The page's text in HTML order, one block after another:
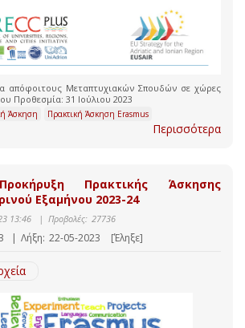
απόφοιτους Μεταπτυχιακών Σπουδών σε χώρες
Προθεσμία: 31 Ιούλιου 2023
Άσκηση Πρακτική Άσκηση Erasmus
Περισσότερα
Πρακτικής Άσκησης
Εξαμήνου 2023-24
13:46 | Προβολές: 27736
| Λήξη: 22-05-2023 [Έληξε]